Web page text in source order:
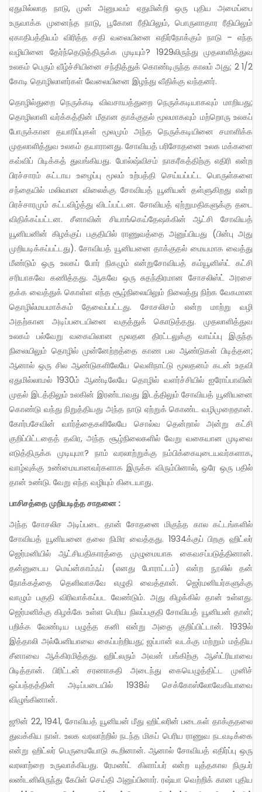
ஏதுமில்லாத நாடு, முன் அனுபவம் ஏதுமின்றி ஒரு புதிய அமைப்பை
உருவாக்க முனைந்த நாடு, பூகோள ரீதியிலும், பொருளாதார ரீதியிலும்
ஏகாதிபத்தியம் விரித்த சதி வலையினை எதிர்நோக்கும் நாடு – எந்த
வழியினை தேர்ந்தெடுத்திருக்க முடியும்? 1929லிருந்து முதலாளித்துவ
உலகம் பெரும் வீழ்ச்சியினை சந்தித்துக் கொண்டிருந்த காலம் அது; 2 1/2
கோடி தொழிலாளர்கள் வேலையினை இழந்து வீதிக்கு வந்தனர்.
தொழில்துறை நெருக்கடி விவசாயத்துறை நெருக்கடியாகவும் மாறியது;
தொழிலாளி வர்க்கத்தின் மீதான தாக்குதல் மூலமாகவும் மற்றொரு உலகப்
போருக்கான தயாரிப்புகள் மூலமும் அந்த நெருக்கடியினை சமாளிக்க
முதலாளித்துவ உலகம் தயாரானது. சோவியத் பரிசோதனை உலக மக்களை
கவ்விப் பிடிக்கத் துவங்கியது. போல்ஷ்விசம் நாகரீகத்திற்கு எதிரி என்ற
பிரச்சாரம் கட்டாய உழைப்பு மூலம் உற்பத்தி செய்யப்பட்ட பொருள்களை
சந்தையில் மலிவான விலைக்கு சோவியத் யூனியன் தள்ளுகிறது என்ற
பிரச்சாரமும் கட்டவிழ்த்து விடப்பட்டன. சோவியத் ஏற்றுமதிகளுக்கு தடை
விதிக்கப்பட்டன. சீனாவின் சியாங்கெய்தேஷக்கின் ஆட்சி சோவியத்
யூனியனின் கிழக்குப் பகுதியில் ராணுவத்தை அனுப்பியது (பின்பு அது
முறியடிக்கப்பட்டது). சோவியத் யூனியனை தாக்குதல் மையமாக வைத்து
மீண்டும் ஒரு உலகப் போர் நிகழும் என்றுசோவியத் கம்யூனிஸ்ட் கட்சி
சரியாகவே கணித்தது. ஆகவே ஒரு சுதந்திரமான சோசலிஸ்ட் அரசை
தக்க வைத்துக் கொள்ள எந்த சூழ்நிலையிலும் நிலைத்து நிற்க வேகமான
தொழில்மயமாக்கம் தேவைப்பட்டது. சோசலிசம் என்ற மாற்று வழி
அதற்கான அடிப்படையினை வகுத்துக் கொடுத்தது. முதலாளித்துவ
உலகம் பல்வேறு வகையிலான மூலதன திரட்டலுக்கு வாய்ப்பு இருந்த
நிலையிலும் தொழில் முன்னேற்றத்தை காண பல ஆண்டுகள் பிடித்தன;
ஆனால் ஒரு சில ஆண்டுகளிலேயே வெளிநாட்டு மூலதனம் கடன் உதவி
ஏதுமில்லாமல் 1930ம் ஆண்டிலேயே தொழில் வளர்ச்சியில் ஐரோப்பாவின்
முதல் இடத்திலும் உலகின் இரண்டாவது இடத்திலும் சோவியத் யூனியனை
கொண்டு வந்து நிறுத்தியது அந்த நாடு ஏற்றுக் கொண்ட வழிமுறைதான்.
கோர்பசேவின் வார்த்தைகளிலேயே சொல்வ தென்றால் அன்று கட்சி
குறிப்பிட்டதைத் தவிர, அந்த சூழ்நிலைகளில் வேறு வகையான முடிவை
எடுத்திருக்க முடியுமா? நாம் வரலாற்றுக்கு நம்பிக்கையுடையவர்களாக,
வாழ்வுக்கு உண்மையானவர்களாக இருக்க விரும்பினால், ஒரே ஒரு பதில்
தான் உண்டு. வேறு எந்த வழியும் கிடையாது.
பாசிசத்தை முறியடித்த சாதனை :
அந்த சோசலிச அடிப்படை தான் சோதனை மிகுந்த கால கட்டங்களில்
சோவியத் யூனியனை தலை நிமிர வைத்தது. 1934க்குப் பிறகு ஹிட்லர்
ஜெர்மனியில் ஆட்சியதிகாரத்தை முழுமையாக கைவசப்படுத்தினான்.
தன்னுடைய மெய்ன்காம்ஃப் (எனது போராட்டம்) என்ற நூலில் தன்
நோக்கத்தை தெளிவாகவே எழுதி வைத்தான். ஜெர்மனியர்களுக்கு
வாழும் பகுதி விரிவாக்கப்பட வேண்டும். அது கிழக்கில் தான் உள்ளது.
ஜெர்மனிக்கு கிழக்கே உள்ள பெரிய நிலப்பகுதி சோவியத் யூனியன் தான்;
பறிக்க வேண்டிய பழுத்த கனி என்று அதை குறிப்பிட்டான். 1939ல்
இத்தாலி அல்பேனியாவை கைப்பற்றியது; ஜப்பான் வடக்கு மற்றும் மத்திய
சீனாவை ஆக்கிரமித்தது. ஹிட்லரும் அவன் பங்கிற்கு ஆஸ்ட்ரியாவை
பிடித்தான். பிரிட்டன் சரணாகதி அடைந்து கையெழுத்திட்ட முனிச்
ஒப்பந்தத்தின் அடிப்படையில் 1938ல் செக்கோஸ்லோவேகியாவை
விழுங்கினான்.
ஜூன் 22, 1941, சோவியத் யூனியன் மீது ஹிட்லரின் படைகள் தாக்குதலை
துவக்கிய நாள். உலக வரலாற்றில் நடந்த மிகப் பெரிய ராணுவ நடவடிக்கை
என்று ஹிட்லர் பெருமையோடு கூறினான். ஆனால் சோவியத் எதிர்ப்பு ஒரு
வரலாற்றை உருவாக்கியது. ரேமண்ட் கிளாப்பர் என்ற யுத்தகால நிருபர்
லண்டனிலிருந்து கேபிள் செய்தி அனுப்பினார். ரஷ்யா வெற்றிக் கான புதிய